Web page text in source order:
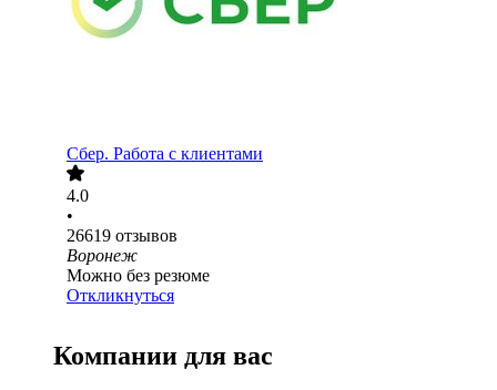
Сбер. Работа с клиентами
4.0
•
26619 отзывов
Воронеж
Можно без резюме
Откликнуться
Компании для вас